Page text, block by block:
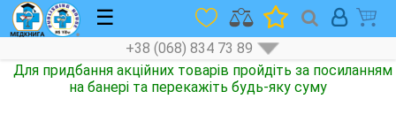
☰
+38 (068) 834 73 89